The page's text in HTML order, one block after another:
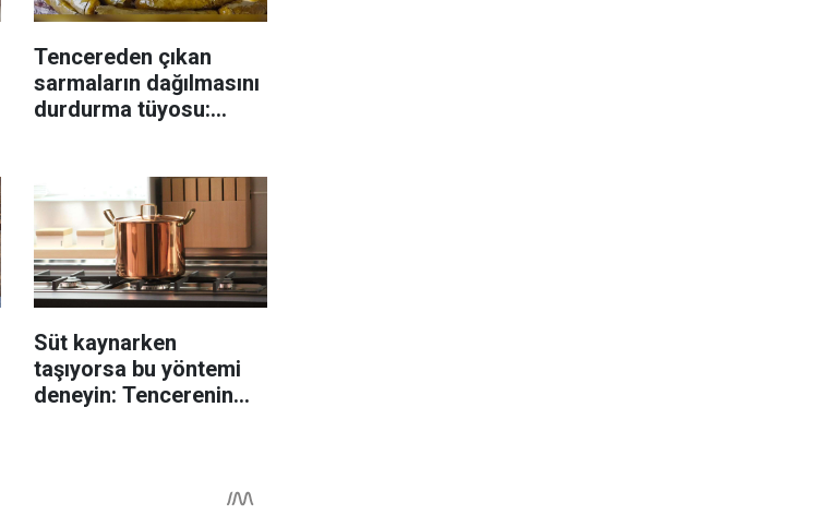
Tencereden çıkan
sarmaların dağılmasını
durdurma tüyosu:
Süt kaynarken
taşıyorsa bu yöntemi
deneyin: Tencerenin